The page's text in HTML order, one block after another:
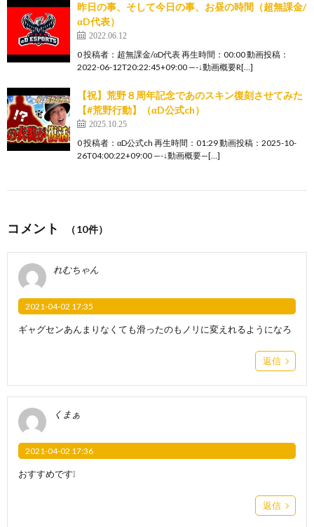
昨日の事、そして今日の事、お昼の時間（超無課金/
αD代表）
2022.06.12
0 投稿者：超無課金/αD代表 再生時間：00:00 動画投稿：
2022-06-12T20:22:45+09:00 —-↓動画概要R[…]
【祝】荒野８周年記念であのスキン復刻させてみた
【#荒野行動】（αD公式ch）
2025.10.25
0 投稿者：αD公式ch 再生時間：01:29 動画投稿：2025-10-
26T04:00:22+09:00 —-↓動画概要—[…]
コメント （10件）
れむちゃん
2021-04-02 17:35
ギャグセンあんまりなくても滑ったのもノリに変えれるようになろ
返信
くまぁ
2021-04-02 17:36
おすすめです❕
返信